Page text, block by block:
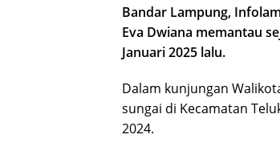
Bandar Lampung,
Eva Dwiana memantau
Januari 2025 lalu.
Dalam kunjungan
sungai di Kecamatan
2024.